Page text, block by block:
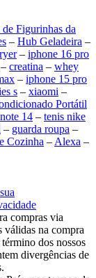
Figurinhas da
– Hub Geladeira –
– iphone 16 pro
– creatina – whey
– iphone 15 pro
s – xiaomi –
Portátil
14 – tenis nike
– guarda roupa –
Cozinha – Alexa –
compras via
válidas na compra
dos nossos
divergências de